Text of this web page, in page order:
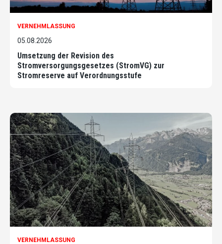
VERNEHMLASSUNG
05.08.2026
Umsetzung der Revision des
Stromversorgungsgesetzes (StromVG) zur
Stromreserve auf Verordnungsstufe
VERNEHMLASSUNG